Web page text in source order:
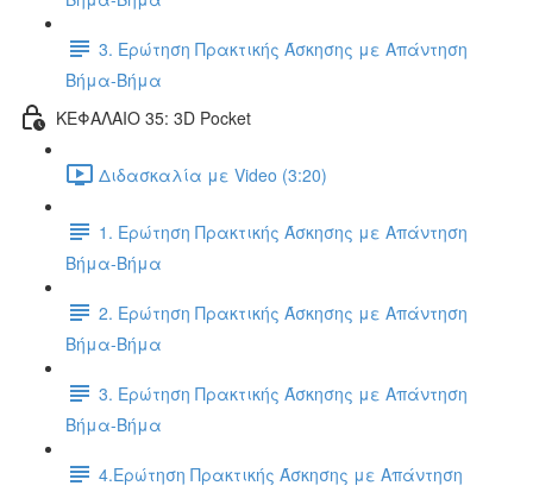
3. Ερώτηση Πρακτικής Άσκησης με Απάντηση
Βήμα-Βήμα
ΚΕΦΑΛΑΙΟ 35: 3D Pocket
Διδασκαλία με Video (3:20)
1. Ερώτηση Πρακτικής Άσκησης με Απάντηση
Βήμα-Βήμα
2. Ερώτηση Πρακτικής Άσκησης με Απάντηση
Βήμα-Βήμα
3. Ερώτηση Πρακτικής Άσκησης με Απάντηση
Βήμα-Βήμα
4.Ερώτηση Πρακτικής Άσκησης με Απάντηση